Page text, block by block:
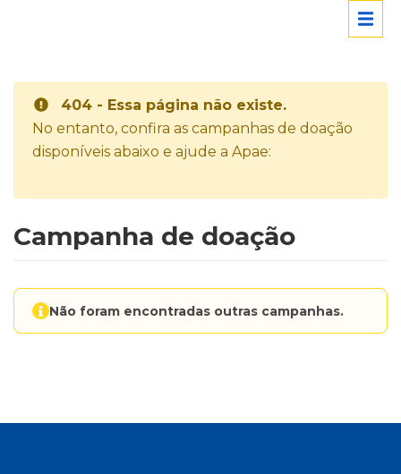
404 - Essa página não existe.
No entanto, confira as campanhas de doação
disponíveis abaixo e ajude a Apae:
Campanha de doação
Não foram encontradas outras campanhas.